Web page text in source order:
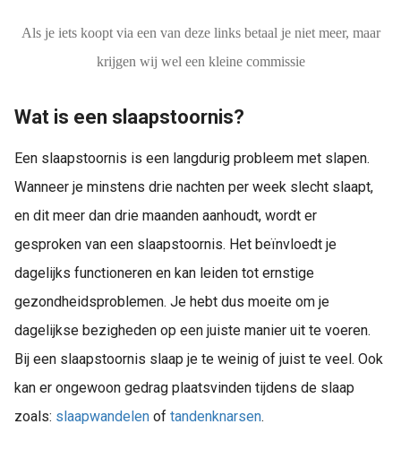
Als je iets koopt via een van deze links betaal je niet meer, maar
krijgen wij wel een kleine commissie
Wat is een slaapstoornis?
Een slaapstoornis is een langdurig probleem met slapen.
Wanneer je minstens drie nachten per week slecht slaapt,
en dit meer dan drie maanden aanhoudt, wordt er
gesproken van een slaapstoornis. Het beïnvloedt je
dagelijks functioneren en kan leiden tot ernstige
gezondheidsproblemen. Je hebt dus moeite om je
dagelijkse bezigheden op een juiste manier uit te voeren.
Bij een slaapstoornis slaap je te weinig of juist te veel. Ook
kan er ongewoon gedrag plaatsvinden tijdens de slaap
zoals: slaapwandelen of tandenknarsen.